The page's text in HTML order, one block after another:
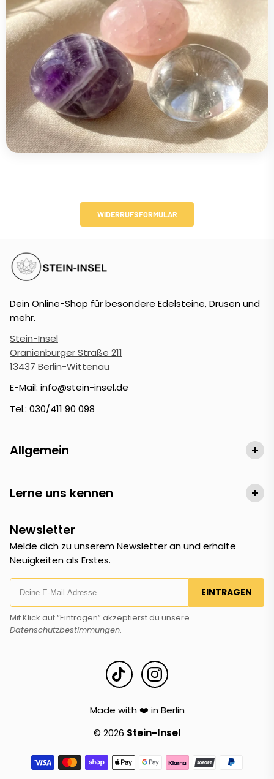
WIDERRUFSFORMULAR
Dein Online-Shop für besondere Edelsteine, Drusen und
mehr.
Stein-Insel
Oranienburger Straße 211
13437 Berlin-Wittenau
E-Mail: info@stein-insel.de
Tel.: 030/411 90 098
Allgemein +
Lerne uns kennen +
Newsletter
Melde dich zu unserem Newsletter an und erhalte
Neuigkeiten als Erstes.
EINTRAGEN
Mit Klick auf “Eintragen” akzeptierst du unsere
Datenschutzbestimmungen.
Made with ❤️ in Berlin
© 2026 Stein-Insel